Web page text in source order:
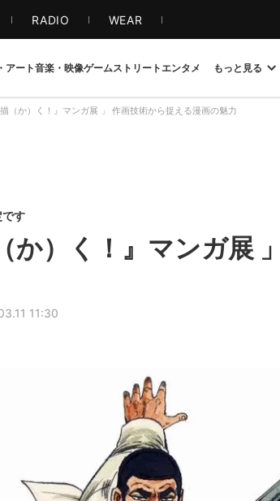
RADIO WEAR
アート音楽・映像ゲームストリート エンタメ もっと見る
（か）く！』マンガ展 」 作画技術から捉える漫画の魅力
す
か）く！』マンガ展
11:30